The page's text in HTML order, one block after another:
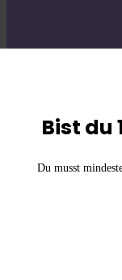
Bist du
Du musst
die
Wir